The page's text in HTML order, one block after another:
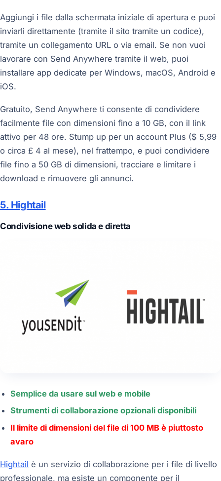
Aggiungi i file dalla schermata iniziale di apertura e puoi
inviarli direttamente (tramite il sito tramite un codice),
tramite un collegamento URL o via email. Se non vuoi
lavorare con Send Anywhere tramite il web, puoi
installare app dedicate per Windows, macOS, Android e
iOS.
Gratuito, Send Anywhere ti consente di condividere
facilmente file con dimensioni fino a 10 GB, con il link
attivo per 48 ore. Stump up per un account Plus ($ 5,99
o circa £ 4 al mese), nel frattempo, e puoi condividere
file fino a 50 GB di dimensioni, tracciare e limitare i
download e rimuovere gli annunci.
5. Hightail
Condivisione web solida e diretta
Semplice da usare sul web e mobile
Strumenti di collaborazione opzionali disponibili
Il limite di dimensioni del file di 100 MB è piuttosto
avaro
Hightail è un servizio di collaborazione per i file di livello
professionale, ma esiste un componente per il